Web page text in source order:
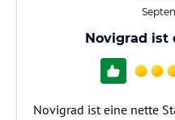
Novigrad ist
Novigrad ist eine nette